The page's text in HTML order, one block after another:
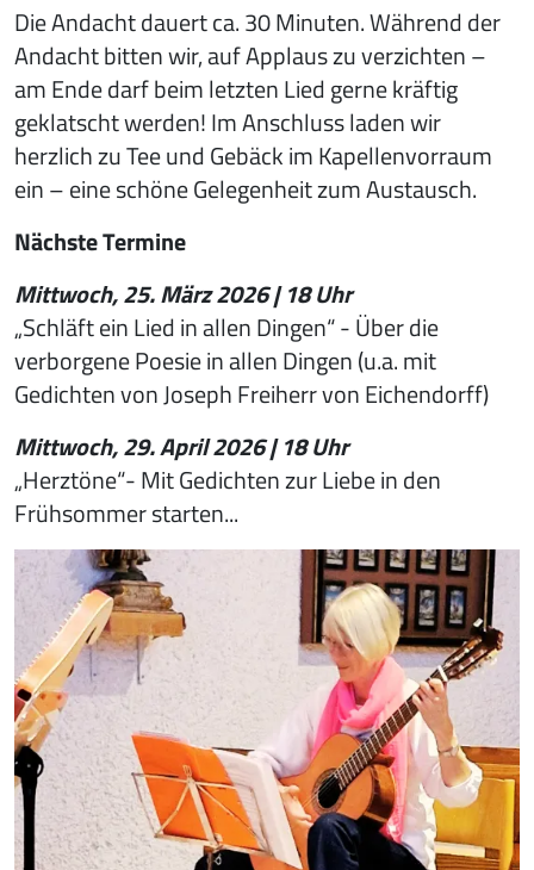
Die Andacht dauert ca. 30 Minuten. Während der
Andacht bitten wir, auf Applaus zu verzichten –
am Ende darf beim letzten Lied gerne kräftig
geklatscht werden! Im Anschluss laden wir
herzlich zu Tee und Gebäck im Kapellenvorraum
ein – eine schöne Gelegenheit zum Austausch.
Nächste Termine
Mittwoch, 25. März 2026 | 18 Uhr
„Schläft ein Lied in allen Dingen“ - Über die
verborgene Poesie in allen Dingen (u.a. mit
Gedichten von Joseph Freiherr von Eichendorff)
Mittwoch, 29. April 2026 | 18 Uhr
„Herztöne“- Mit Gedichten zur Liebe in den
Frühsommer starten...